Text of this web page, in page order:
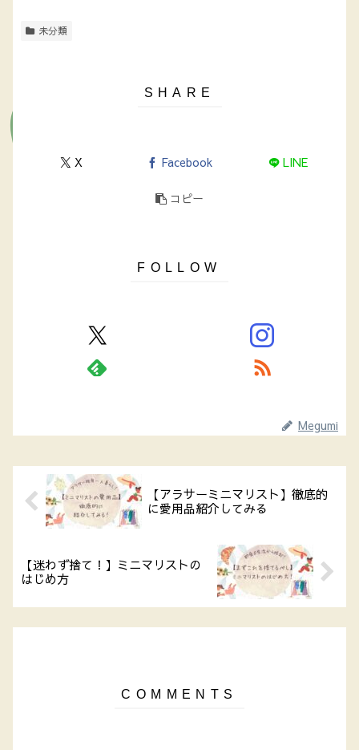
未分類
X Facebook LINE
コピー
Megumi
【アラサーミニマリスト】徹底的
に愛用品紹介してみる
【迷わず捨て！】ミニマリストの
はじめ方